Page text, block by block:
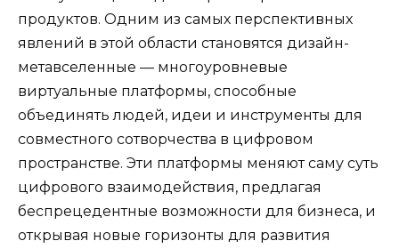
продуктов. Одним из самых перспективных
явлений в этой области становятся дизайн-
метавселенные — многоуровневые
виртуальные платформы, способные
объединять людей, идеи и инструменты для
совместного сотворчества в цифровом
пространстве. Эти платформы меняют саму суть
цифрового взаимодействия, предлагая
беспрецедентные возможности для бизнеса, и
открывая новые горизонты для развития